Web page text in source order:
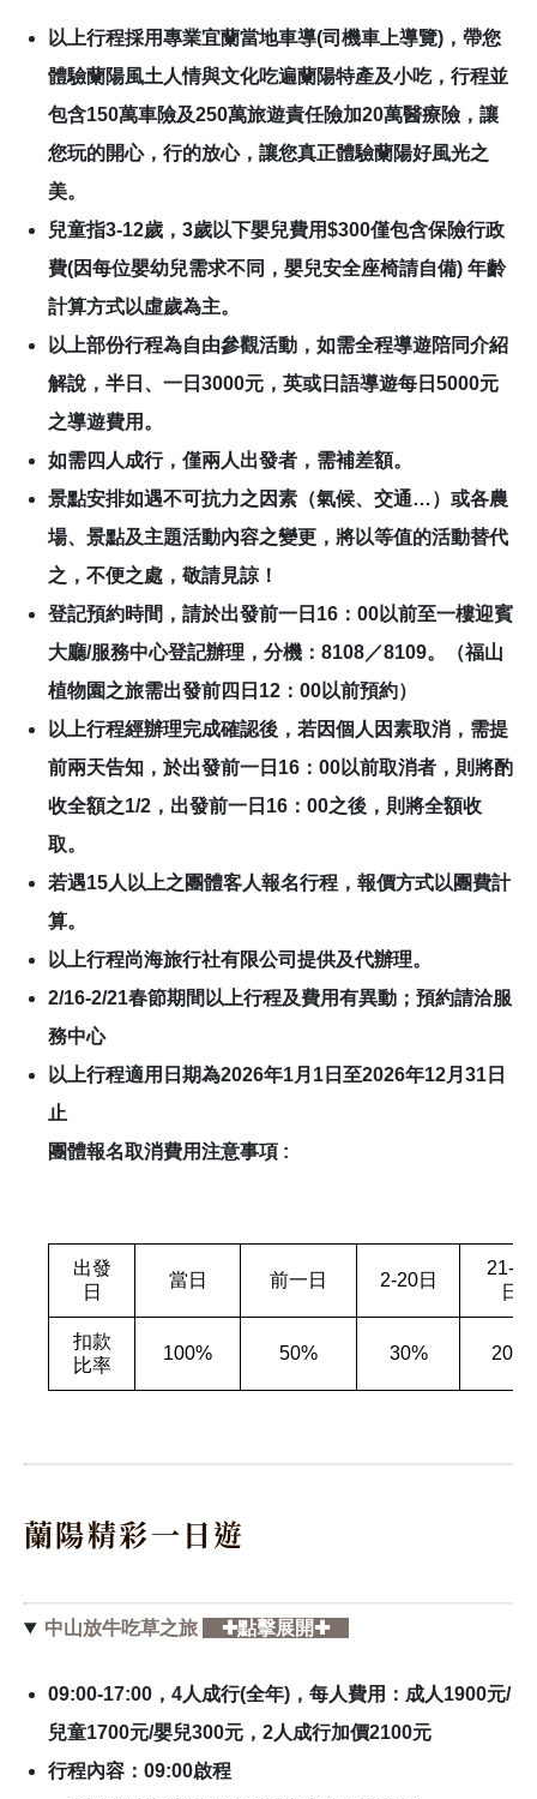
以上行程採用專業宜蘭當地車導(司機車上導覽)，帶您
體驗蘭陽風土人情與文化吃遍蘭陽特產及小吃，行程並
包含150萬車險及250萬旅遊責任險加20萬醫療險，讓
您玩的開心，行的放心，讓您真正體驗蘭陽好風光之
美。
兒童指3-12歲，3歲以下嬰兒費用$300僅包含保險行政
費(因每位嬰幼兒需求不同，嬰兒安全座椅請自備) 年齡
計算方式以虛歲為主。
以上部份行程為自由參觀活動，如需全程導遊陪同介紹
解說，半日、一日3000元，英或日語導遊每日5000元
之導遊費用。
如需四人成行，僅兩人出發者，需補差額。
景點安排如遇不可抗力之因素（氣候、交通…）或各農
場、景點及主題活動內容之變更，將以等值的活動替代
之，不便之處，敬請見諒！
登記預約時間，請於出發前一日16：00以前至一樓迎賓
大廳/服務中心登記辦理，分機：8108／8109。（福山
植物園之旅需出發前四日12：00以前預約）
以上行程經辦理完成確認後，若因個人因素取消，需提
前兩天告知，於出發前一日16：00以前取消者，則將酌
收全額之1/2，出發前一日16：00之後，則將全額收
取。
若遇15人以上之團體客人報名行程，報價方式以團費計
算。
以上行程尚海旅行社有限公司提供及代辦理。
2/16-2/21春節期間以上行程及費用有異動；預約請洽服
務中心
以上行程適用日期為2026年1月1日至2026年12月31日
止
團體報名取消費用注意事項 :
出發
日
當日 前一日 2-20日
21-30
日
扣款
比率
100% 50% 30% 20%
蘭陽精彩一日遊
中山放牛吃草之旅 ✚點擊展開✚
09:00-17:00， 4人成行(全年)， 每人費用：成人1900元/
兒童1700元/嬰兒300元， 2人成行加價2100元
行程內容： 09:00啟程